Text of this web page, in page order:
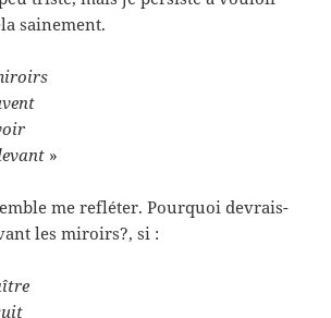
sainement.
»
me refléter. Pourquoi devrais-
les miroirs?, si :